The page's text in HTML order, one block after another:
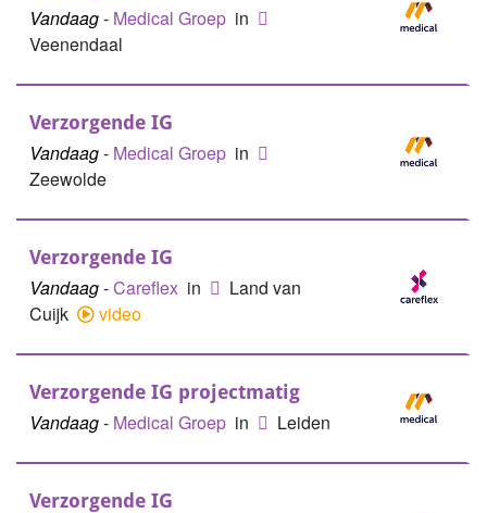
Vandaag- Medical Groep in
Veenendaal
Verzorgende IG
Vandaag- Medical Groep in
Zeewolde
Verzorgende IG
Vandaag-Careflex in
Land van
Cuijk
video
Verzorgende IG projectmatig
Vandaag- Medical Groep in Leiden
Verzorgende IG